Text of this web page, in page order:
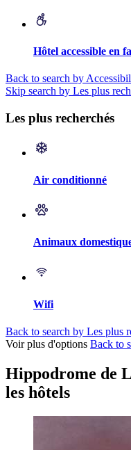
Hôtel accessible en
Back to search by
Skip search by Les plus
Les plus recherchés
Air conditionné
Animaux
Wifi
Back to search by Les plus
Voir plus d'options Back to
Hippodrome de
les hôtels